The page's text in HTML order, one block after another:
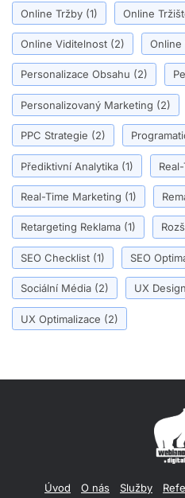
Online Tržby (1) Online
Online Viditelnost (2) Online
Personalizace Obsahu (2)
Personalizovaný Marketing (2)
PPC Strategie (2)
Přediktivní Analytika (1)
Real-Time Marketing (1)
Retargeting Reklama (1)
SEO Checklist (1) SEO
Sociální Média (2) UX Design
UX Optimalizace (2)
Úvod O nás Služby